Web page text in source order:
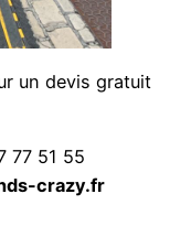
un devis gratuit
77 51 55
crazy.fr